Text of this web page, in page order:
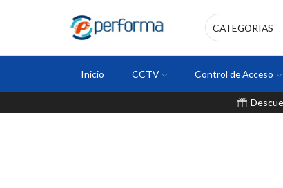
Inicio CCTV Control de Acceso